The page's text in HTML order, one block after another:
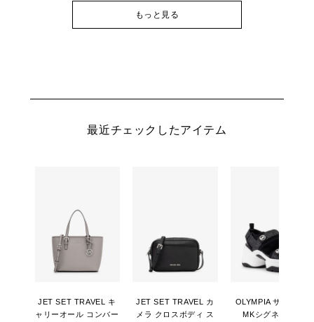
もっと見る
最近チェックしたアイテム
JET SET TRAVEL キ
ャリーオール コンバー
JET SET TRAVEL カ
メラ クロスボディ ス
OLYMPIA サンダル -
MKシグネチャー